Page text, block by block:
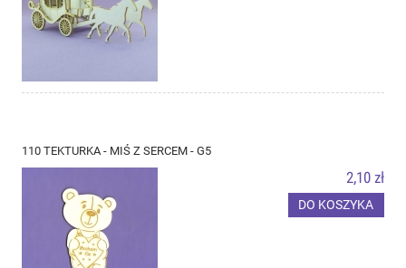
110 TEKTURKA - MIŚ Z SERCEM - G5
2,10 zł
DO KOSZYKA